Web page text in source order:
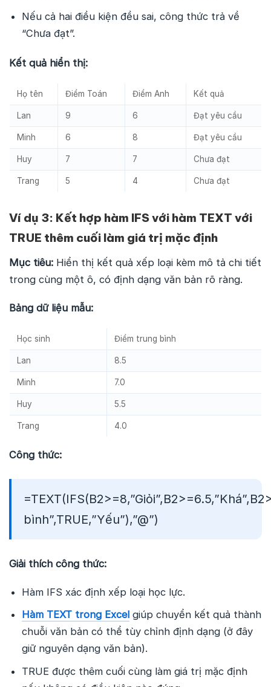
Nếu cả hai điều kiện đều sai, công thức trả về
“Chưa đạt”.
Kết quả hiển thị:
Họ tên Điểm Toán Điểm Anh Kết quả
Lan 9 6 Đạt yêu cầu
Minh 6 8 Đạt yêu cầu
Huy 7 7 Chưa đạt
Trang 5 4 Chưa đạt
Ví dụ 3: Kết hợp hàm IFS với hàm TEXT với
TRUE thêm cuối làm giá trị mặc định
Mục tiêu: Hiển thị kết quả xếp loại kèm mô tả chi tiết
trong cùng một ô, có định dạng văn bản rõ ràng.
Bảng dữ liệu mẫu:
Học sinh Điểm trung bình
Lan 8.5
Minh 7.0
Huy 5.5
Trang 4.0
Công thức:
bình”,TRUE,”Yếu”),”@”)
Giải thích công thức:
Hàm IFS xác định xếp loại học lực.
Hàm TEXT trong Excel giúp chuyển kết quả thành
chuỗi văn bản có thể tùy chỉnh định dạng (ở đây
giữ nguyên dạng văn bản).
TRUE được thêm cuối cùng làm giá trị mặc định